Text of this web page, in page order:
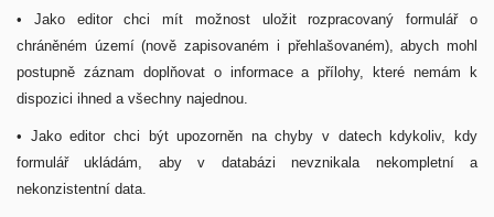
• Jako editor chci mít možnost uložit rozpracovaný formulář o
chráněném území (nově zapisovaném i přehlašovaném), abych mohl
postupně záznam doplňovat o informace a přílohy, které nemám k
dispozici ihned a všechny najednou.
• Jako editor chci být upozorněn na chyby v datech kdykoliv, kdy
formulář ukládám, aby v databázi nevznikala nekompletní a
nekonzistentní data.